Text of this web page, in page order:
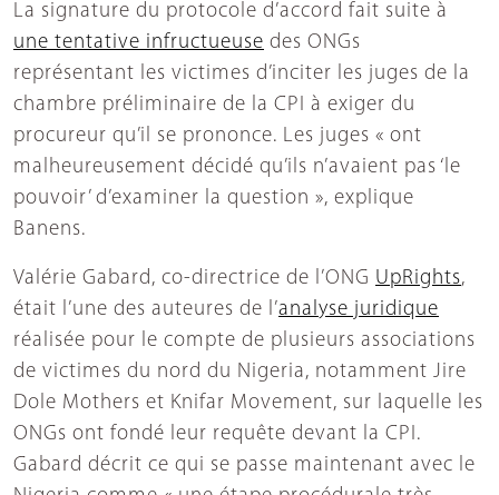
La signature du protocole d’accord fait suite à
une tentative infructueuse des ONGs
représentant les victimes d’inciter les juges de la
chambre préliminaire de la CPI à exiger du
procureur qu’il se prononce. Les juges « ont
malheureusement décidé qu’ils n’avaient pas ‘le
pouvoir’ d’examiner la question », explique
Banens.
Valérie Gabard, co-directrice de l’ONG UpRights,
était l’une des auteures de l’analyse juridique
réalisée pour le compte de plusieurs associations
de victimes du nord du Nigeria, notamment Jire
Dole Mothers et Knifar Movement, sur laquelle les
ONGs ont fondé leur requête devant la CPI.
Gabard décrit ce qui se passe maintenant avec le